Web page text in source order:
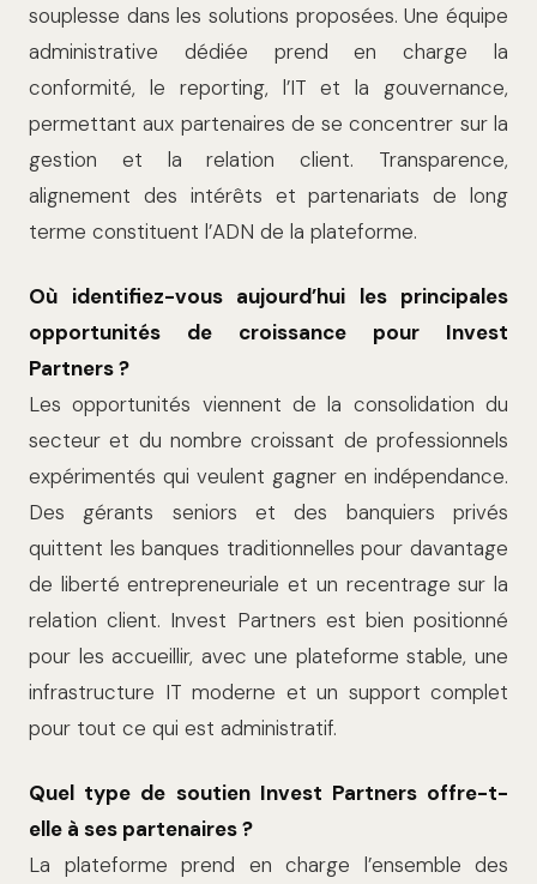
souplesse dans les solutions proposées. Une équipe
administrative dédiée prend en charge la
conformité, le reporting, l’IT et la gouvernance,
permettant aux partenaires de se concentrer sur la
gestion et la relation client. Transparence,
alignement des intérêts et partenariats de long
terme constituent l’ADN de la plateforme.
Où identifiez-vous aujourd’hui les principales
opportunités de croissance pour Invest
Partners ?
Les opportunités viennent de la consolidation du
secteur et du nombre croissant de professionnels
expérimentés qui veulent gagner en indépendance.
Des gérants seniors et des banquiers privés
quittent les banques traditionnelles pour davantage
de liberté entrepreneuriale et un recentrage sur la
relation client. Invest Partners est bien positionné
pour les accueillir, avec une plateforme stable, une
infrastructure IT moderne et un support complet
pour tout ce qui est administratif.
Quel type de soutien Invest Partners offre-t-
elle à ses partenaires ?
La plateforme prend en charge l’ensemble des